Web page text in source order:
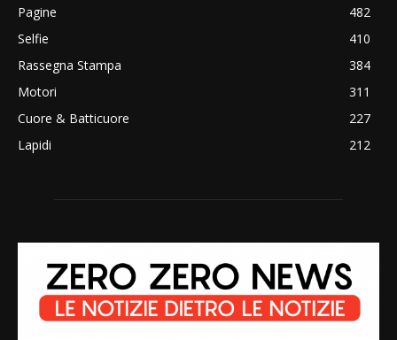
Pagine
482
Selfie
410
Rassegna Stampa
384
Motori
311
Cuore & Batticuore
227
Lapidi
212